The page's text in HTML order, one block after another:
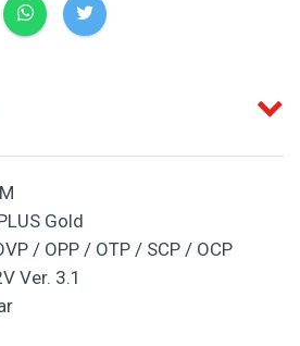
Gold
/ OPP / OTP / SCP / OCP
Ver. 3.1